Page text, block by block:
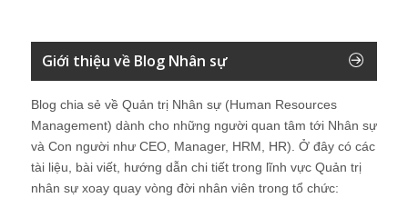
Giới thiệu về Blog Nhân sự
Blog chia sẻ về Quản trị Nhân sự (Human Resources
Management) dành cho những người quan tâm tới Nhân sự
và Con người như CEO, Manager, HRM, HR). Ở đây có các
tài liệu, bài viết, hướng dẫn chi tiết trong lĩnh vực Quản trị
nhân sự xoay quay vòng đời nhân viên trong tổ chức: